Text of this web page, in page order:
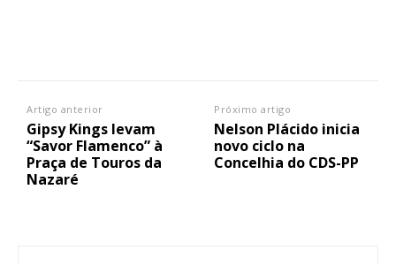
Artigo anterior
Gipsy Kings levam
“Savor Flamenco” à
Praça de Touros da
Nazaré
Próximo artigo
Nelson Plácido inicia
novo ciclo na
Concelhia do CDS-PP